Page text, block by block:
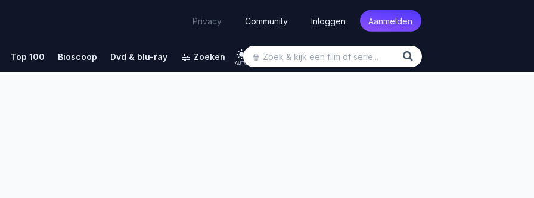
Privacy Community Inloggen Aanmelden
Top 100 Bioscoop Dvd & blu-ray Zoeken
AUTO